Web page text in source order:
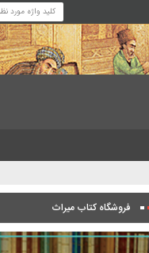
فروشگاه کتاب میراث